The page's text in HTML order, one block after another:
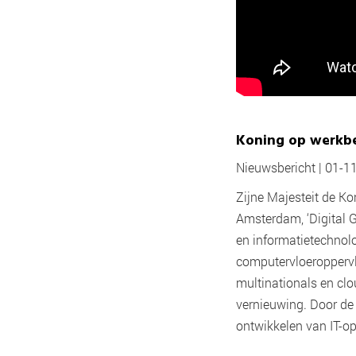
Koning op
Nieuwsbericht | 01-
Zijne Majesteit de
Amsterdam, ‘Digital
en
multinationals en
vernieuwing. Door
ontwikkelen van IT-